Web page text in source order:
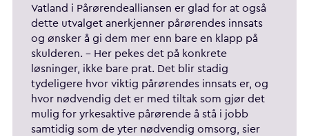
Vatland i Pårørendealliansen er glad for at også
dette utvalget anerkjenner pårørendes innsats
og ønsker å gi dem mer enn bare en klapp på
skulderen. – Her pekes det på konkrete
løsninger, ikke bare prat. Det blir stadig
tydeligere hvor viktig pårørendes innsats er, og
hvor nødvendig det er med tiltak som gjør det
mulig for yrkesaktive pårørende å stå i jobb
samtidig som de yter nødvendig omsorg, sier